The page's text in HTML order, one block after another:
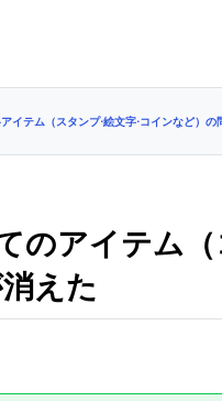
イテム（スタンプ⋅絵文字⋅コインなど）の
のアイテム
えた